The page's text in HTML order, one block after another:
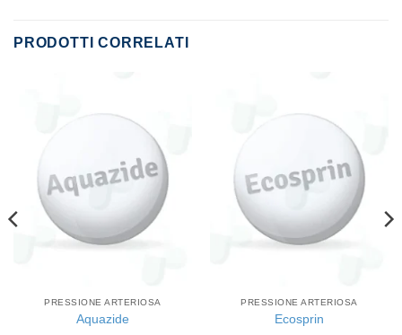
PRODOTTI CORRELATI
PRESSIONE ARTERIOSA
Aquazide
PRESSIONE ARTERIOSA
Ecosprin